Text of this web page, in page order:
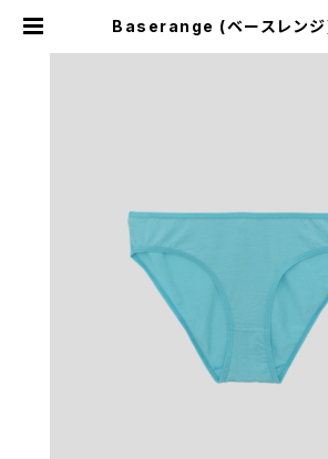
Baserange (ベースレンジ